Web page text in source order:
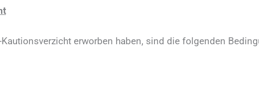
erworben haben, sind die folgenden